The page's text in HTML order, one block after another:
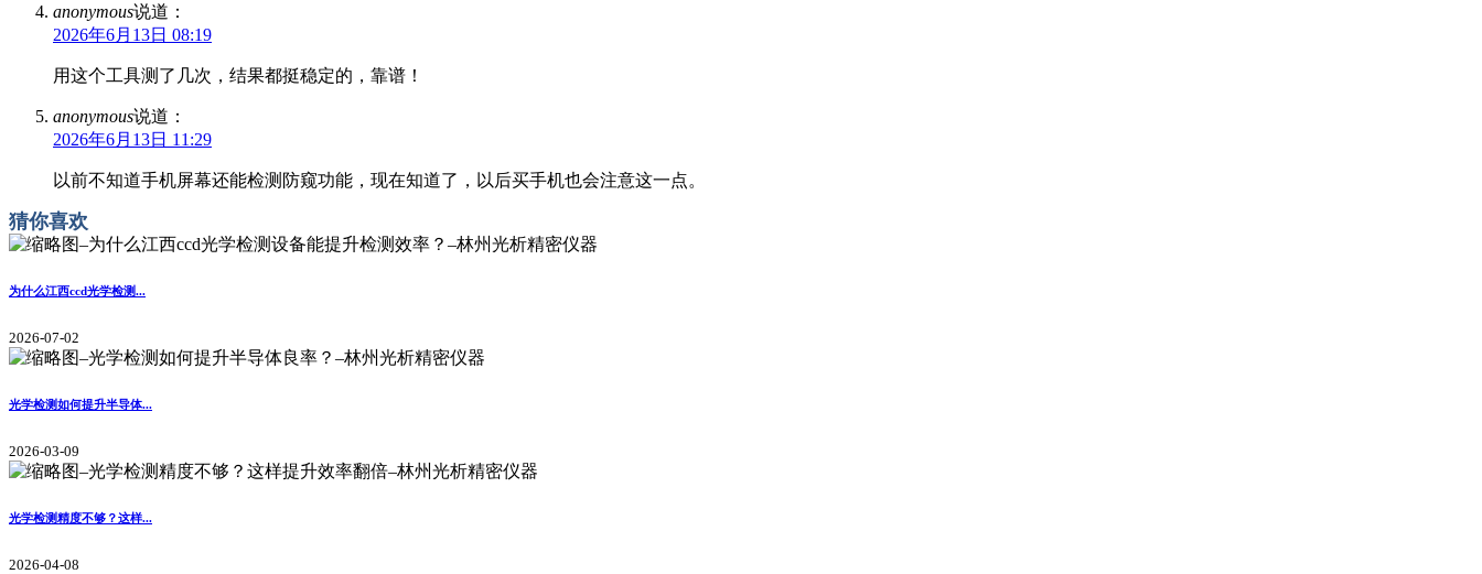
anonymous说道：
2026年6月13日 08:19
用这个工具测了几次，结果都挺稳定的，靠谱！
anonymous说道：
2026年6月13日 11:29
以前不知道手机屏幕还能检测防窥功能，现在知道了，以后买手机也会注意这一点。
猜你喜欢
为什么江西ccd光学检测...
2026-07-02
光学检测如何提升半导体...
2026-03-09
光学检测精度不够？这样...
2026-04-08